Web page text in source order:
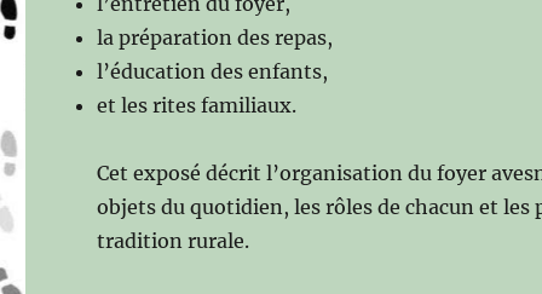
la préparation des repas,
l’éducation des enfants,
et les rites familiaux.
Cet exposé décrit l’organisation du foyer
objets du quotidien, les rôles de chacun et
tradition rurale.